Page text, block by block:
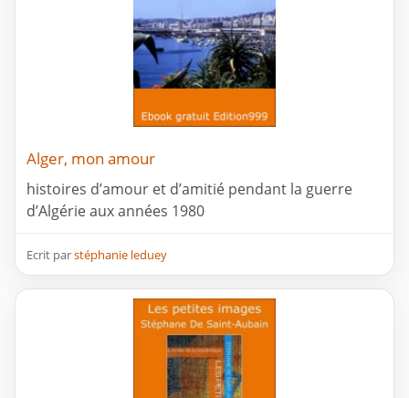
Alger, mon amour
histoires d’amour et d’amitié pendant la guerre
d’Algérie aux années 1980
Ecrit parstéphanie leduey